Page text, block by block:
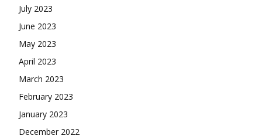
July 2023
June 2023
May 2023
April 2023
March 2023
February 2023
January 2023
December 2022